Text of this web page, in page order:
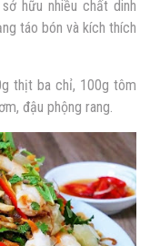
hữu nhiều chất dinh
táo bón và kích thích
thịt ba chỉ, 100g tôm
đậu phộng rang.